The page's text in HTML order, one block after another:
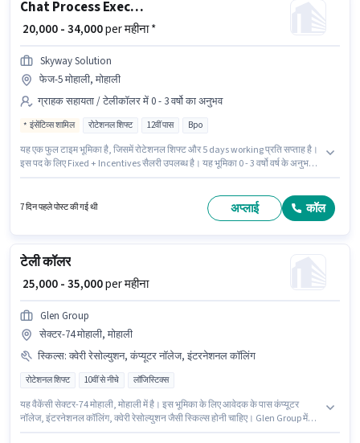
Chat Process Executive
₹ 20,000 - 34,000per महीना *
Skyway Solution
फेज-5 मोहाली, मोहाली
ग्राहक सहायता / टेलीकॉलर में 0 - 3 वर्षो का अनुभव
इंसेंटिव्स शामिल रोटेशनल शिफ्ट 12वीं पास Bpo
यह एक फुल टाइम भूमिका है, जिसमें रोटेशनल शिफ्ट और 5 days working प्रति सप्ताह है।
इस पद के लिए Fixed + Incentives सैलरी उपलब्ध है। यह भूमिका 0 - 3 वर्षो वर्ष के अनुभव
सहायता / टेलीकॉलर श्रेणी में Chat Process Executive के रूप में जुड़ें।
7 दिन पहले पोस्ट की गई थी अप्लाई कॉल
टेली कॉलर
₹ 25,000 - 35,000per महीना
Glen Group
सेक्टर-74 मोहाली, मोहाली
स्किल्स: क्वेरी रेसोल्युशन, कंप्यूटर नॉलेज, इंटरनेशनल कॉलिंग
रोटेशनल शिफ्ट 10वीं से नीचे लॉजिस्टिक्स
यह वैकेंसी सेक्टर-74 मोहाली, मोहाली में है। इस भूमिका के लिए आवेदक के पास कंप्यूटर
नॉलेज, इंटरनेशनल कॉलिंग, क्वेरी रेसोल्युशन जैसी स्किल्स होनी चाहिए। Glen Group में